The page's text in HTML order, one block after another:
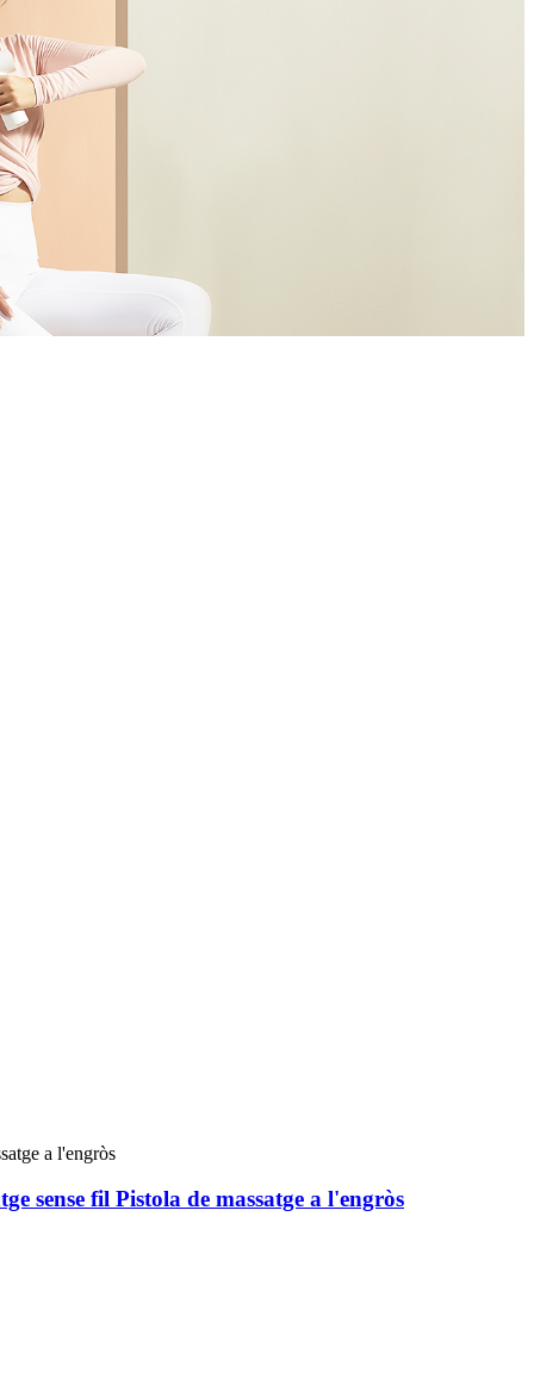
sense fil Pistola de massatge a l'engròs